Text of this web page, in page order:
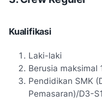
Kualifikasi
Laki-laki
Berusia maksimal
Pendidikan SMK
Pemasaran)/D3-